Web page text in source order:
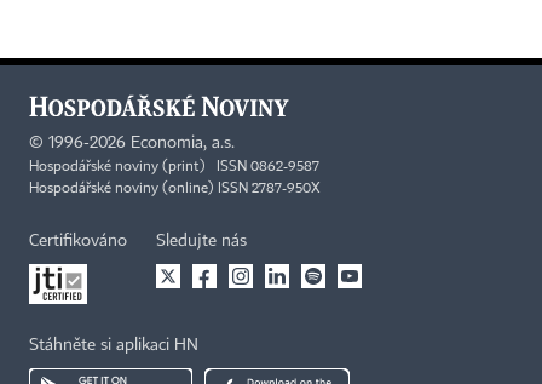
© 1996-2026 Economia, a.s.
Hospodářské noviny (print) ISSN 0862-9587
Hospodářské noviny (online) ISSN 2787-950X
Certifikováno Sledujte nás
Stáhněte si aplikaci HN